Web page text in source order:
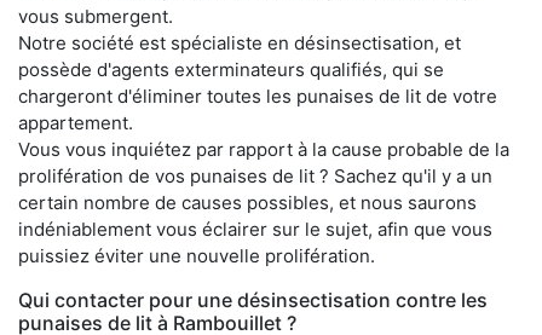
vous submergent.
Notre société est spécialiste en désinsectisation, et
possède d'agents exterminateurs qualifiés, qui se
chargeront d'éliminer toutes les punaises de lit de votre
appartement.
Vous vous inquiétez par rapport à la cause probable de la
prolifération de vos punaises de lit ? Sachez qu'il y a un
certain nombre de causes possibles, et nous saurons
indéniablement vous éclairer sur le sujet, afin que vous
puissiez éviter une nouvelle prolifération.
Qui contacter pour une désinsectisation contre les
punaises de lit à Rambouillet ?